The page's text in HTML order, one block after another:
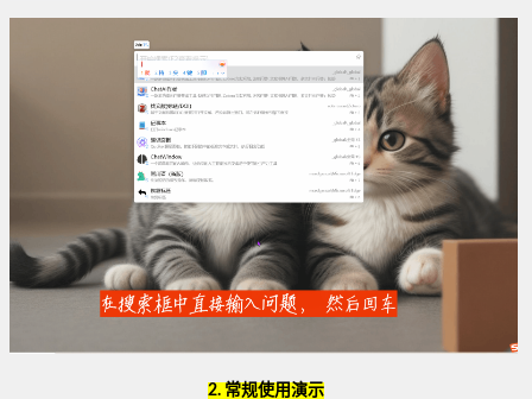
2. 常规使用演示